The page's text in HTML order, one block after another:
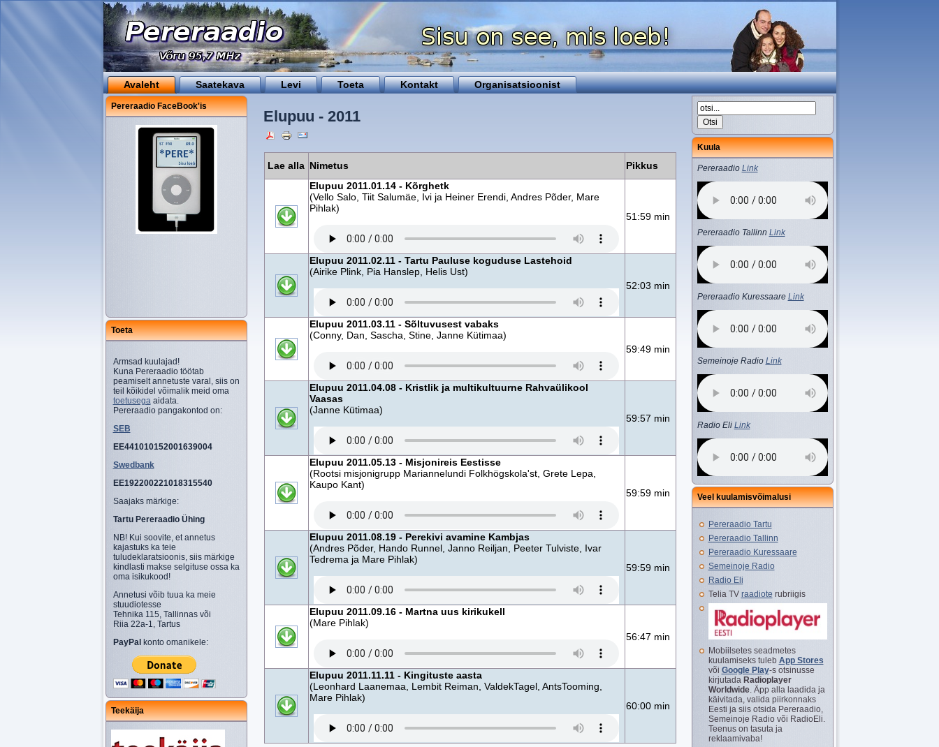
Avaleht Saatekava Levi Toeta Kontakt Organisatsioonist
Pereraadio FaceBook'is
Toeta
Armsad kuulajad!
Kuna Pereraadio töötab
peamiselt annetuste varal, siis on
teil kõikidel võimalik meid oma
toetusegaaidata.
Pereraadio pangakontod on:
SEB
EE441010152001639004
Swedbank
EE192200221018315540
Saajaks märkige:
Tartu Pereraadio Ühing
NB! Kui soovite, et annetus
kajastuks ka teie
tuludeklaratsioonis, siis märkige
kindlasti makse selgituse ossa ka
oma isikukood!
Annetusi võib tuua ka meie
stuudiotesse
Tehnika 115, Tallinnas või
Riia 22a-1, Tartus
PayPal konto omanikele:
Teekäija
Elupuu - 2011
Lae alla Nimetus
Pikkus
Elupuu 2011.01.14 - Kõrghetk
(Vello Salo, Tiit Salumäe, Ivi ja Heiner Erendi, Andres Põder, Mare
Pihlak)
51:59 min
Elupuu 2011.02.11 - Tartu Pauluse koguduse Lastehoid
(Airike Plink, Pia Hanslep, Helis Ust)
52:03 min
Elupuu 2011.03.11 - Sõltuvusest vabaks
(Conny, Dan, Sascha, Stine, Janne Kütimaa)
59:49 min
Elupuu 2011.04.08 - Kristlik ja multikultuurne Rahvaülikool
Vaasas
(Janne Kütimaa)
59:57 min
Elupuu 2011.05.13 - Misjonireis Eestisse
(Rootsi misjonigrupp Mariannelundi Folkhögskola'st, Grete Lepa,
Kaupo Kant)
59:59 min
Elupuu 2011.08.19 - Perekivi avamine Kambjas
(Andres Põder, Hando Runnel, Janno Reiljan, Peeter Tulviste, Ivar
Tedrema ja Mare Pihlak)
59:59 min
Elupuu 2011.09.16 - Martna uus kirikukell
(Mare Pihlak)
56:47 min
Elupuu 2011.11.11 - Kingituste aasta
(Leonhard Laanemaa, Lembit Reiman, ValdekTagel, AntsTooming,
Mare Pihlak)
60:00 min
Kuula
Pereraadio Link
Pereraadio Tallinn Link
Pereraadio Kuressaare Link
Semeinoje Radio Link
Radio Eli Link
Veel kuulamisvõimalusi
Pereraadio Tartu
Pereraadio Tallinn
Pereraadio Kuressaare
Semeinoje Radio
Radio Eli
Telia TV raadiote rubriigis
Mobiilsetes seadmetes
kuulamiseks tuleb App Stores
või Google Play-s otsinusse
kirjutada Radioplayer
Worldwide. Äpp alla laadida ja
käivitada, valida piirkonnaks
Eesti ja siis otsida Pereraadio,
Semeinoje Radio või RadioEli.
Teenus on tasuta ja
reklaamivaba!